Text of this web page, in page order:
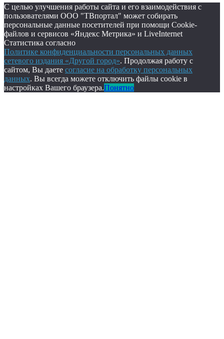
С целью улучшения работы сайта и его взаимодействия с
пользователями ООО "ТВпортал" может собирать
персональные данные посетителей при помощи Cookie-
файлов и сервисов «Яндекс Метрика» и LiveInternet
Статистика согласно
Политике конфиденциальности персональных данных
сетевого издания «Другой город». Продолжая работу с
сайтом, Вы даете согласие на обработку персональных
данных. Вы всегда можете отключить файлы cookie в
настройках Вашего браузера.Понятно